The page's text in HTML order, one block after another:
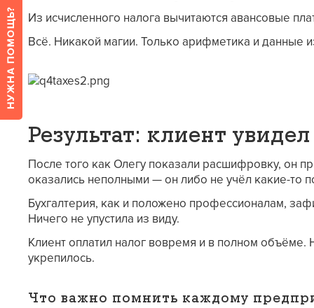
Из исчисленного налога вычитаются авансовые
Всё. Никакой магии. Только арифметика и данные
Результат: клиент
После того как Олегу показали расшифровку, он
оказались неполными — он либо не учёл какие-то
Бухгалтерия, как и положено профессионалам,
Ничего не упустила из виду.
Клиент оплатил налог вовремя и в полном
укрепилось.
Что важно помнить каждому